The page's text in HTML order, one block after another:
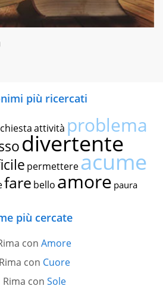
più ricercati
attività problema
divertente
permettereacume
fare bello amore paura
più cercate
con Amore
Rima con Cuore
Rima con Sole